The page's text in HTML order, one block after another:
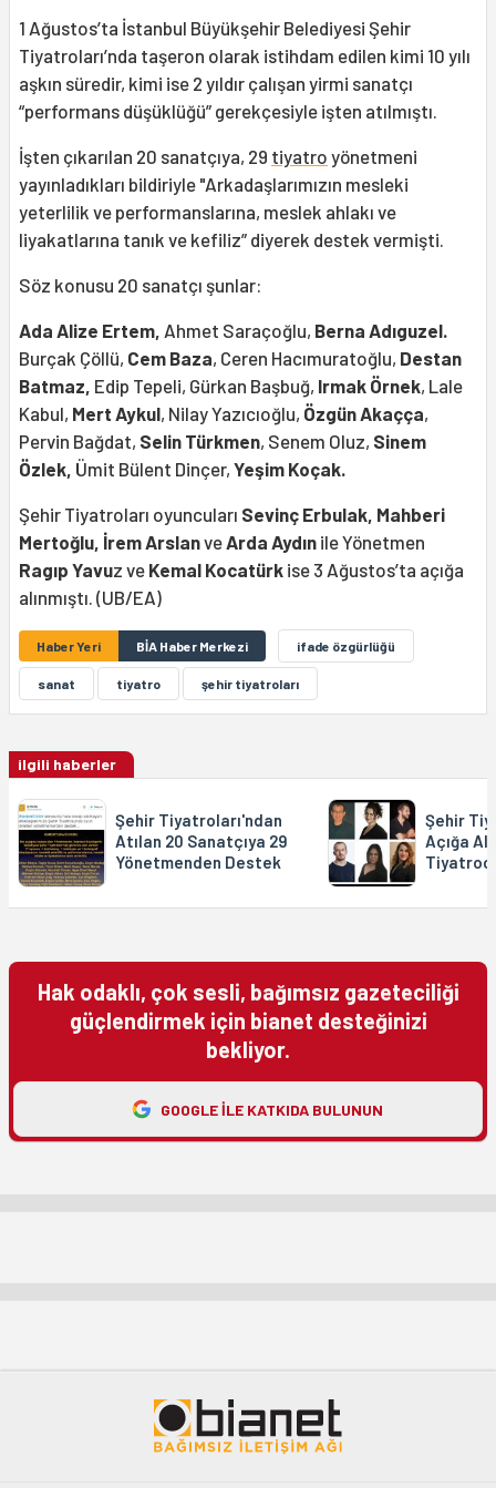
1 Ağustos’ta İstanbul Büyükşehir Belediyesi Şehir
Tiyatroları’nda taşeron olarak istihdam edilen kimi 10 yılı
aşkın süredir, kimi ise 2 yıldır çalışan yirmi sanatçı
“performans düşüklüğü” gerekçesiyle işten atılmıştı.
İşten çıkarılan 20 sanatçıya, 29 tiyatro yönetmeni
yayınladıkları bildiriyle "Arkadaşlarımızın mesleki
yeterlilik ve performanslarına, meslek ahlakı ve
liyakatlarına tanık ve kefiliz” diyerek destek vermişti.
Söz konusu 20 sanatçı şunlar:
Ada Alize Ertem, Ahmet Saraçoğlu, Berna Adıguzel.
Burçak Çöllü, Cem Baza, Ceren Hacımuratoğlu, Destan
Batmaz, Edip Tepeli, Gürkan Başbuğ, Irmak Örnek, Lale
Kabul, Mert Aykul, Nilay Yazıcıoğlu, Özgün Akaçça,
Pervin Bağdat, Selin Türkmen, Senem Oluz, Sinem
Özlek, Ümit Bülent Dinçer, Yeşim Koçak.
Şehir Tiyatroları oyuncuları Sevinç Erbulak, Mahberi
Mertoğlu, İrem ArslanveArda Aydın ile Yönetmen
Ragıp Yavuz ve Kemal Kocatürk ise 3 Ağustos’ta açığa
alınmıştı. (UB/EA)
Haber Yeri BİA Haber Merkezi ifade özgürlüğü
sanat tiyatro şehir tiyatroları
ilgili haberler
Şehir Tiyatroları'ndan
Atılan 20 Sanatçıya 29
Yönetmenden Destek
Şehir
Açığa
Hak odaklı, çok sesli, bağımsız gazeteciliği
güçlendirmek için bianet desteğinizi
bekliyor.
GOOGLE ILE KATKIDA BULUNUN